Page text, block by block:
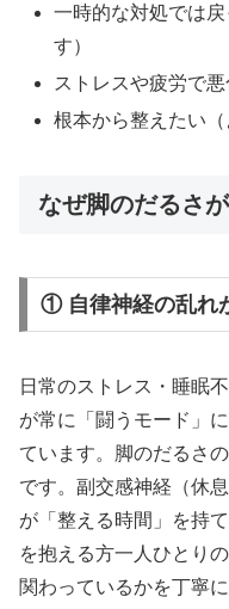
一時的な対処では
す）
ストレスや疲労で
根本から整えたい（
なぜ脚のだるさ
① 自律神経の乱れ
日常のストレス・睡眠
が常に「闘うモード」
ています。脚のだるさ
です。副交感神経（休
が「整える時間」を持
を抱える方一人ひとり
関わっているかを丁寧